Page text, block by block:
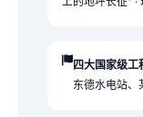
四大国家级工
东德水电站、